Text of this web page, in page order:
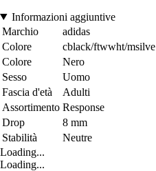
Informazioni aggiuntive
Marchio
adidas
Colore
cblack/ftwwht/msilve
Colore
Nero
Sesso
Uomo
Fascia d'età
Adulti
Assortimento Response
Drop
8 mm
Stabilità
Neutre
Loading...
Loading...